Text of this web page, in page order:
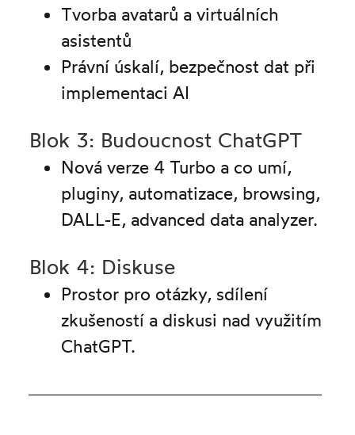
Tvorba avatarů a virtuálních
asistentů
Právní úskalí, bezpečnost dat při
implementaci AI
Blok 3: Budoucnost ChatGPT
Nová verze 4 Turbo a co umí,
pluginy, automatizace, browsing,
DALL-E, advanced data analyzer.
Blok 4: Diskuse
Prostor pro otázky, sdílení
zkušeností a diskusi nad využitím
ChatGPT.